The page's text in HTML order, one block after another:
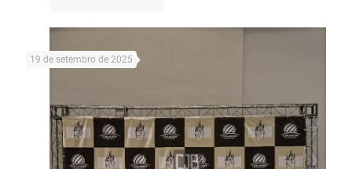
19 de setembro de 2025